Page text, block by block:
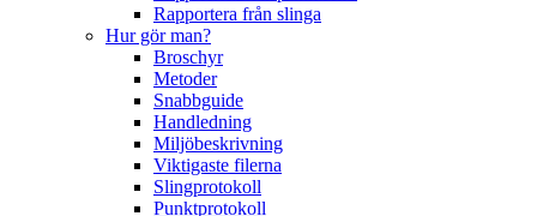
Rapportera från slinga
Hur gör man?
Broschyr
Metoder
Snabbguide
Handledning
Miljöbeskrivning
Viktigaste filerna
Slingprotokoll
Punktprotokoll